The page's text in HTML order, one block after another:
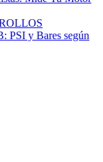
PSI y Bares según